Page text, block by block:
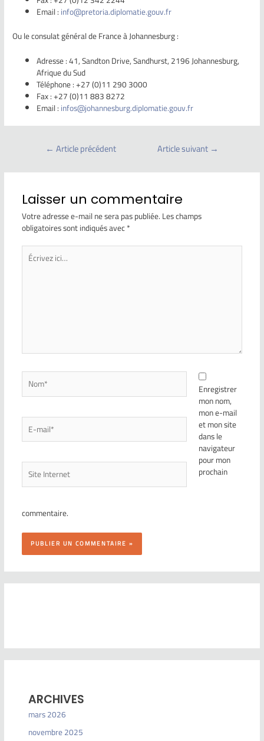
Email :info@pretoria.diplomatie.gouv.fr
Ou le consulat général de France à Johannesburg :
Adresse : 41, Sandton Drive, Sandhurst, 2196 Johannesburg,
Afrique du Sud
Téléphone : +27 (0)11 290 3000
Fax : +27 (0)11 883 8272
Email :infos@johannesburg.diplomatie.gouv.fr
← Article précédent Article suivant →
Laisser un commentaire
Votre adresse e-mail ne sera pas publiée.Les champs
obligatoires sont indiqués avec*
Enregistrer
mon nom,
mon e-mail
et mon site
dans le
navigateur
pour mon
prochain
commentaire.
ARCHIVES
mars 2026
novembre 2025